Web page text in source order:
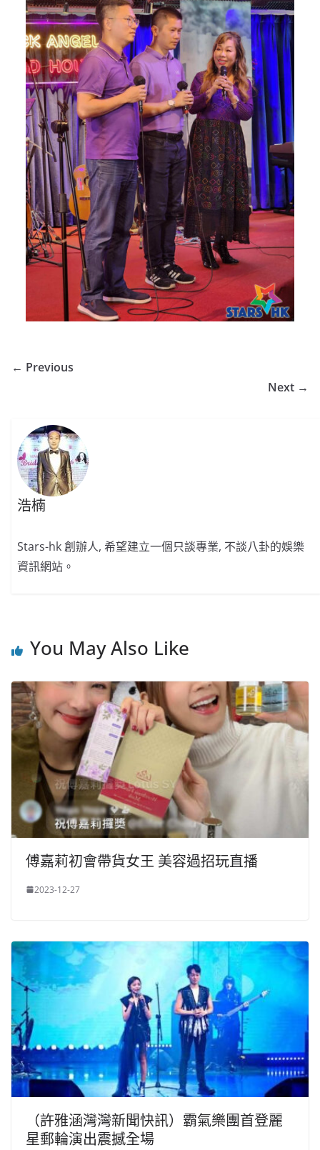
← Previous
Next →
浩楠
Stars-hk 創辦人, 希望建立一個只談專業, 不談八卦的娛樂
資訊網站。
You May Also Like
傅嘉莉初會帶貨女王 美容過招玩直播
2023-12-27
（許雅涵灣灣新聞快訊）霸氣樂團首登麗
星郵輪演出震撼全場